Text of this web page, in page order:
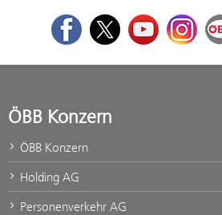
FacebookTwitterYoutube
ÖBB Konzern
ÖBB Konzern
Holding AG
Personenverkehr AG